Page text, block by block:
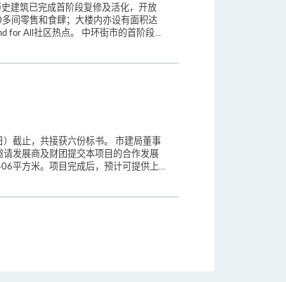
建筑已完成首阶段复修及活化，开放
间零售和食肆；大楼内亦设有面积达
for All社区热点。 中环街市的首阶段...
截止，共接获六份标书。 市建局董事
发展商及财团提交本项目的合作发展
平方米。项目完成后，预计可提供上...